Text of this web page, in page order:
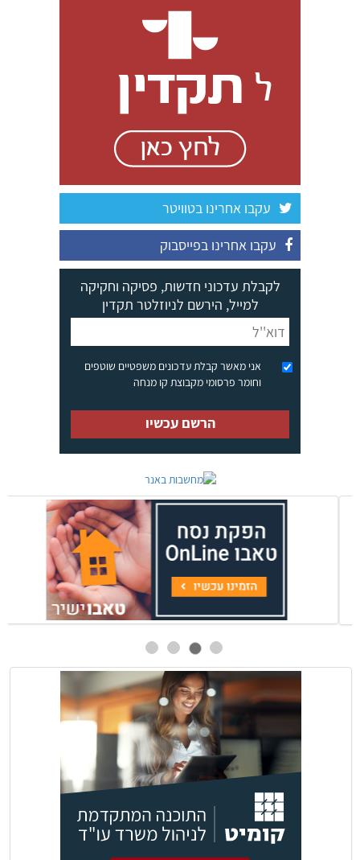
עקבו אחרינו בטוויטר
עקבו אחרינו בפייסבוק
לקבלת עדכוני חדשות, פסיקה וחקיקה
למייל, הירשם לניוזלטר תקדין
אני מאשר קבלת עדכונים משפטיים שוטפים
וחומר פרסומי מקבוצת קו מנחה
הרשם עכשיו